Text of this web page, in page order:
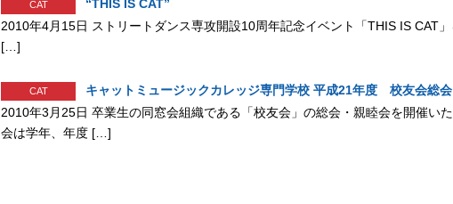
CAT
“THIS IS CAT”
2010年4月15日 ストリートダンス専攻開設10周年記念イベント「THIS IS CAT
[…]
CAT
キャットミュージックカレッジ専門学校 平成21年度 校友会総会
2010年3月25日 卒業生の同窓会組織である「校友会」の総会・親睦会を開催い
会は学年、年度 […]